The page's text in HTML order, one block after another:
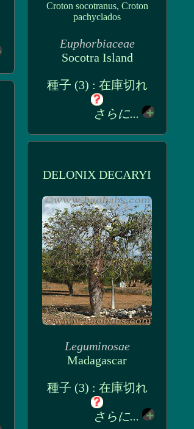
Croton socotranus, Croton
pachyclados
Euphorbiaceae
Socotra Island
種子 (3) : 在庫切れ
さらに...
DELONIX DECARYI
Leguminosae
Madagascar
種子 (3) : 在庫切れ
さらに...